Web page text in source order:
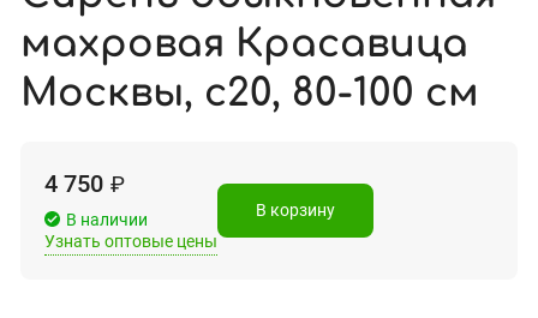
махровая Красавица
Москвы, с20, 80-100 см
4 750 ₽
В наличии
Узнать оптовые цены
В корзину